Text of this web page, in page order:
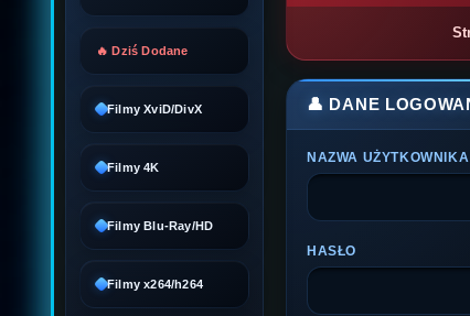
🔥 Dziś Dodane
Filmy XviD/DivX
Filmy 4K
Filmy Blu-Ray/HD
Filmy x264/h264
👤 DANE
NAZWA UŻYTKOWNIKA
HASŁO